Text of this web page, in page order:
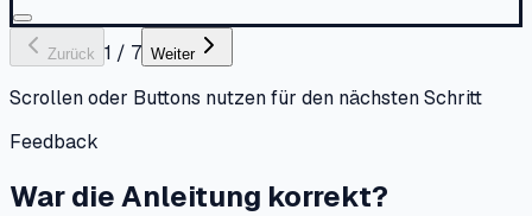
Zurück 1 / 7 Weiter
Scrollen oder Buttons nutzen für den nächsten Schritt
Feedback
War die Anleitung korrekt?